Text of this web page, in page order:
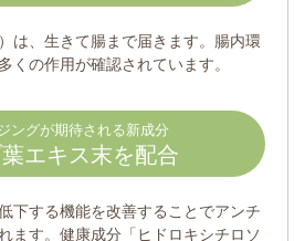
は、生きて腸まで届きます。腸内環
くの作用が確認されています。
ングが期待される新成分
エキス末を配合
下する機能を改善することでアンチ
ます。健康成分「ヒドロキシチロソ